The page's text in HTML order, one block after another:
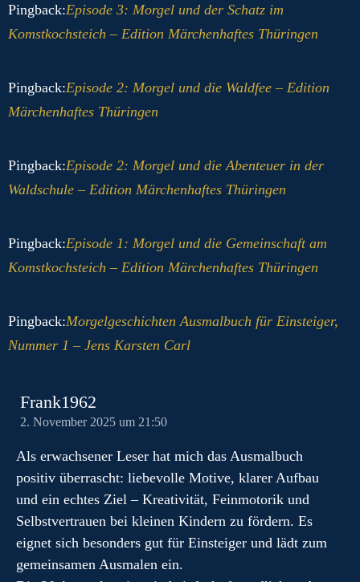
Pingback:Episode 3: Morgel und der Schatz im
Komstkochsteich – Edition Märchenhaftes Thüringen
Pingback:Episode 2: Morgel und die Waldfee – Edition
Märchenhaftes Thüringen
Pingback:Episode 2: Morgel und die Abenteuer in der
Waldschule – Edition Märchenhaftes Thüringen
Pingback:Episode 1: Morgel und die Gemeinschaft am
Komstkochsteich – Edition Märchenhaftes Thüringen
Pingback:Morgelgeschichten Ausmalbuch für Einsteiger,
Nummer 1 – Jens Karsten Carl
Frank1962
2. November 2025 um 21:50
Als erwachsener Leser hat mich das Ausmalbuch
positiv überrascht: liebevolle Motive, klarer Aufbau
und ein echtes Ziel – Kreativität, Feinmotorik und
Selbstvertrauen bei kleinen Kindern zu fördern. Es
eignet sich besonders gut für Einsteiger und lädt zum
gemeinsamen Ausmalen ein.